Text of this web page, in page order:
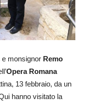
e monsignor Remo
Opera Romana
13 febbraio, da un
hanno visitato la